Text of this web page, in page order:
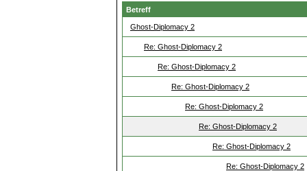
Betreff
Ghost-Diplomacy 2
Re: Ghost-Diplomacy 2
Re: Ghost-Diplomacy 2
Re: Ghost-Diplomacy 2
Re: Ghost-Diplomacy 2
Re: Ghost-Diplomacy 2
Re: Ghost-Diplomacy 2
Re: Ghost-Diplomacy 2